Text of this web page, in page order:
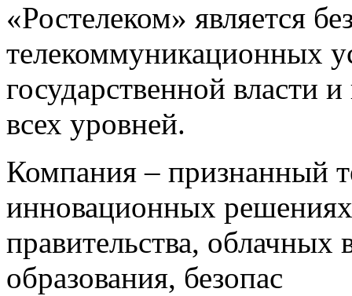
«Ростелеком» является
телекоммуникационных
государственной власти
всех уровней.
Компания – признанный
инновационных решениях
правительства,
образования, безопас